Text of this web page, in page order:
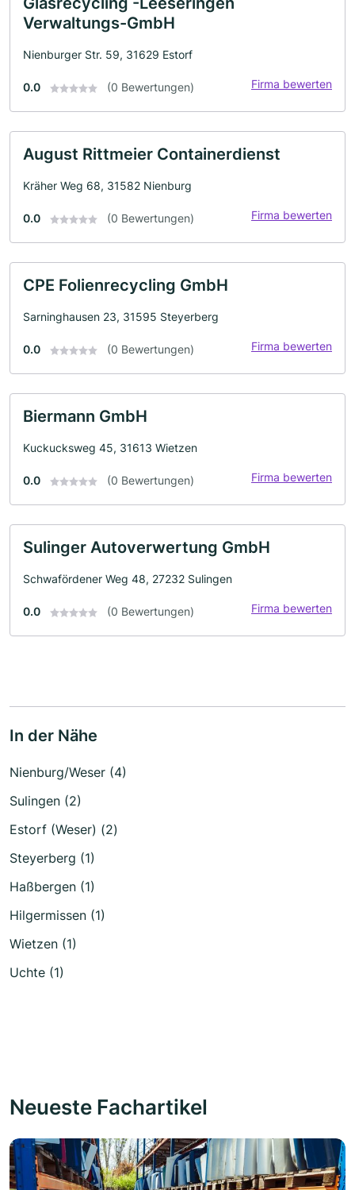
Verwaltungs-GmbH
Nienburger Str. 59, 31629 Estorf
0.0 (0 Bewertungen) Firma bewerten
August Rittmeier Containerdienst
Kräher Weg 68, 31582 Nienburg
0.0 (0 Bewertungen) Firma bewerten
CPE Folienrecycling GmbH
Sarninghausen 23, 31595 Steyerberg
0.0 (0 Bewertungen) Firma bewerten
Biermann GmbH
Kuckucksweg 45, 31613 Wietzen
0.0 (0 Bewertungen) Firma bewerten
Sulinger Autoverwertung GmbH
Schwafördener Weg 48, 27232 Sulingen
0.0 (0 Bewertungen) Firma bewerten
In der Nähe
Nienburg/Weser (4)
Sulingen (2)
Estorf (Weser) (2)
Steyerberg (1)
Haßbergen (1)
Hilgermissen (1)
Wietzen (1)
Uchte (1)
Neueste Fachartikel